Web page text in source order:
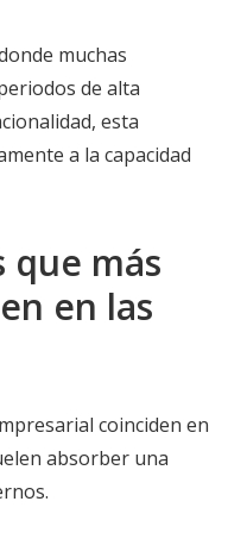
muchas
de alta
esta
a la capacidad
que más
en las
coinciden en
absorber una